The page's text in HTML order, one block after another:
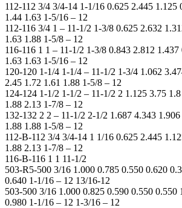
112-112 3/4 3/4-14 1-1/16 0.625 2.445 1.125
1.44 1.63 1-5/16 – 12
112-116 3/4 1 – 11-1/2 1-3/8 0.625 2.632
1.63 1.88 1-5/8 – 12
116-116 1 1 – 11-1/2 1-3/8 0.843 2.812
1.63 1.63 1-5/16 – 12
120-120 1-1/4 1-1/4 – 11-1/2 1-3/4 1.062
2.45 1.72 1.61 1.88 1-5/8 – 12
124-124 1-1/2 1-1/2 – 11-1/2 2 1.125 3.75
1.88 2.13 1-7/8 – 12
132-132 2 2 – 11-1/2 2-1/2 1.687 4.343
1.88 1.88 1-5/8 – 12
112-B-112 3/4 3/4-14 1 1/16 0.625 2.445
1.88 2.13 1-7/8 – 12
116-B-116 1 1 11-1/2
503-R5-500 3/16 1.000 0.785 0.550 0.620
0.640 1-1/16 – 12 13/16-12
503-500 3/16 1.000 0.825 0.590 0.550 0.550
0.980 1-1/16 – 12 1-3/16 – 12